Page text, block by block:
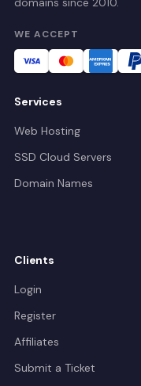
WE ACCEPT
Services
Web Hosting
SSD Cloud Servers
Domain Names
Clients
Login
Register
Affiliates
Submit a Ticket